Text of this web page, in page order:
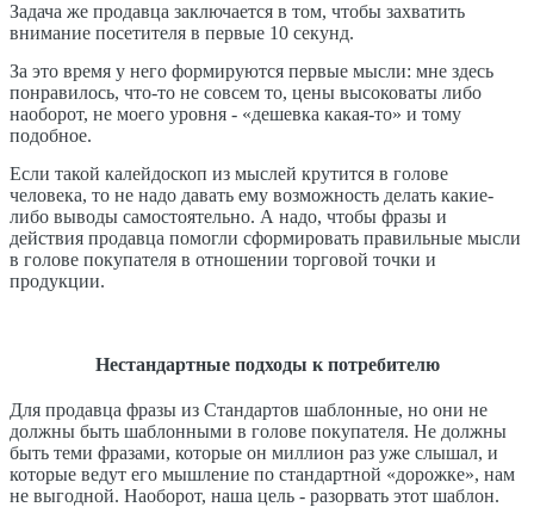
Задача же продавца заключается в том, чтобы захватить
внимание посетителя в первые 10 секунд.
За это время у него формируются первые мысли: мне здесь
понравилось, что-то не совсем то, цены высоковаты либо
наоборот, не моего уровня - «дешевка какая-то» и тому
подобное.
Если такой калейдоскоп из мыслей крутится в голове
человека, то не надо давать ему возможность делать какие-
либо выводы самостоятельно. А надо, чтобы фразы и
действия продавца помогли сформировать правильные мысли
в голове покупателя в отношении торговой точки и
продукции.
Нестандартные подходы к потребителю
Для продавца фразы из Стандартов шаблонные, но они не
должны быть шаблонными в голове покупателя. Не должны
быть теми фразами, которые он миллион раз уже слышал, и
которые ведут его мышление по стандартной «дорожке», нам
не выгодной. Наоборот, наша цель - разорвать этот шаблон.